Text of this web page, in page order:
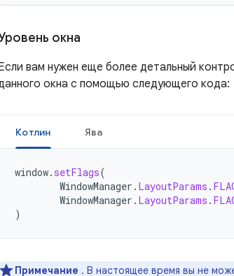
окна
вам нужен еще более детальный
окна с помощью следующего кода:
Котлин Ява
window. setFlags(
WindowManager . LayoutParams .
WindowManager . LayoutParams .
)
Примечание . В настоящее время вы не